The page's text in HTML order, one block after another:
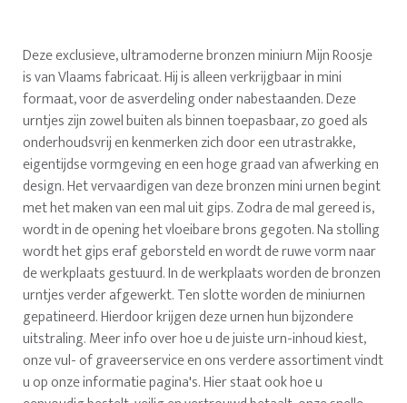
Deze exclusieve, ultramoderne bronzen miniurn Mijn Roosje
is van Vlaams fabricaat. Hij is alleen verkrijgbaar in mini
formaat, voor de asverdeling onder nabestaanden. Deze
urntjes zijn zowel buiten als binnen toepasbaar, zo goed als
onderhoudsvrij en kenmerken zich door een utrastrakke,
eigentijdse vormgeving en een hoge graad van afwerking en
design. Het vervaardigen van deze bronzen mini urnen begint
met het maken van een mal uit gips. Zodra de mal gereed is,
wordt in de opening het vloeibare brons gegoten. Na stolling
wordt het gips eraf geborsteld en wordt de ruwe vorm naar
de werkplaats gestuurd. In de werkplaats worden de bronzen
urntjes verder afgewerkt. Ten slotte worden de miniurnen
gepatineerd. Hierdoor krijgen deze urnen hun bijzondere
uitstraling. Meer info over hoe u de juiste urn-inhoud kiest,
onze vul- of graveerservice en ons verdere assortiment vindt
u op onze informatie pagina's. Hier staat ook hoe u